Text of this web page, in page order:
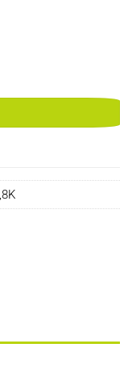
1,8K CLT-C504S/